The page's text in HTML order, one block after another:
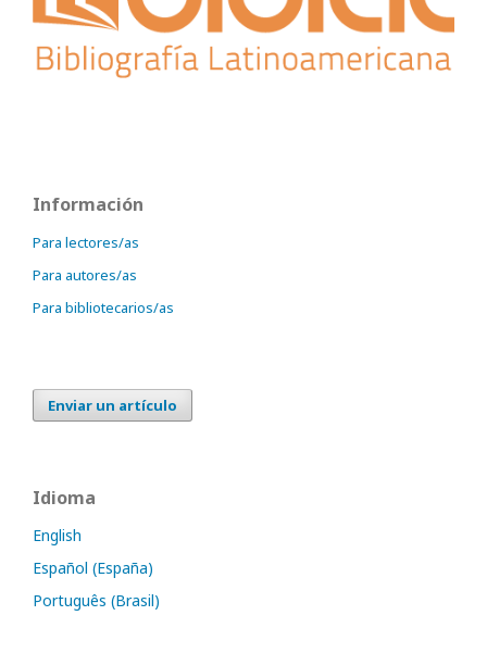
Información
Para lectores/as
Para autores/as
Para bibliotecarios/as
Enviar un artículo
Idioma
English
Español (España)
Português (Brasil)